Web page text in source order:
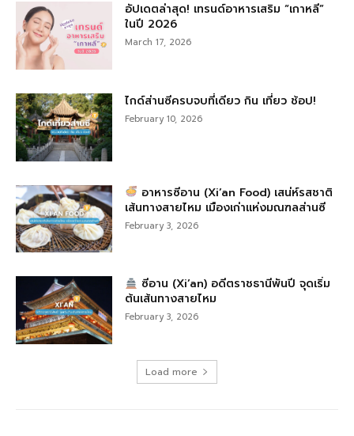
อัปเดตล่าสุด! เทรนด์อาหารเสริม “เกาหลี”
ในปี 2026
March 17, 2026
ไกด์ส่านซีครบจบที่เดียว กิน เที่ยว ช้อป!
February 10, 2026
อาหารซีอาน (Xi’an Food) เสน่ห์รสชาติ
เส้นทางสายไหม เมืองเก่าแห่งมณฑลส่านซี
February 3, 2026
ซีอาน (Xi’an) อดีตราชธานีพันปี จุดเริ่ม
ต้นเส้นทางสายไหม
February 3, 2026
Load more